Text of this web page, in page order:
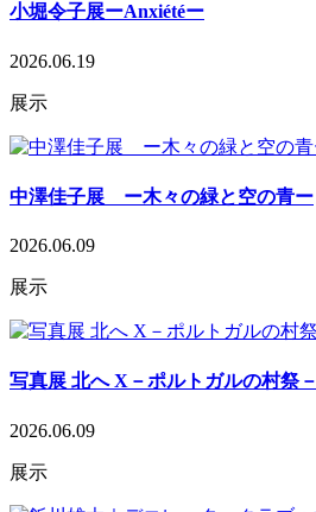
小堀令子展ーAnxiétéー
2026.06.19
展示
中澤佳子展 ー木々の緑と空の青ー
2026.06.09
展示
写真展 北へ X－ポルトガルの村祭－
2026.06.09
展示